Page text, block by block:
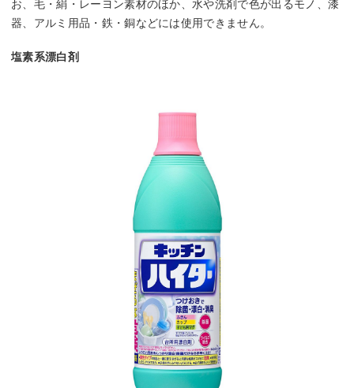
お、毛・絹・レーヨン素材のほか、水や洗剤で色が出るモノ、漆
器、アルミ用品・鉄・銅などには使用できません。
塩素系漂白剤